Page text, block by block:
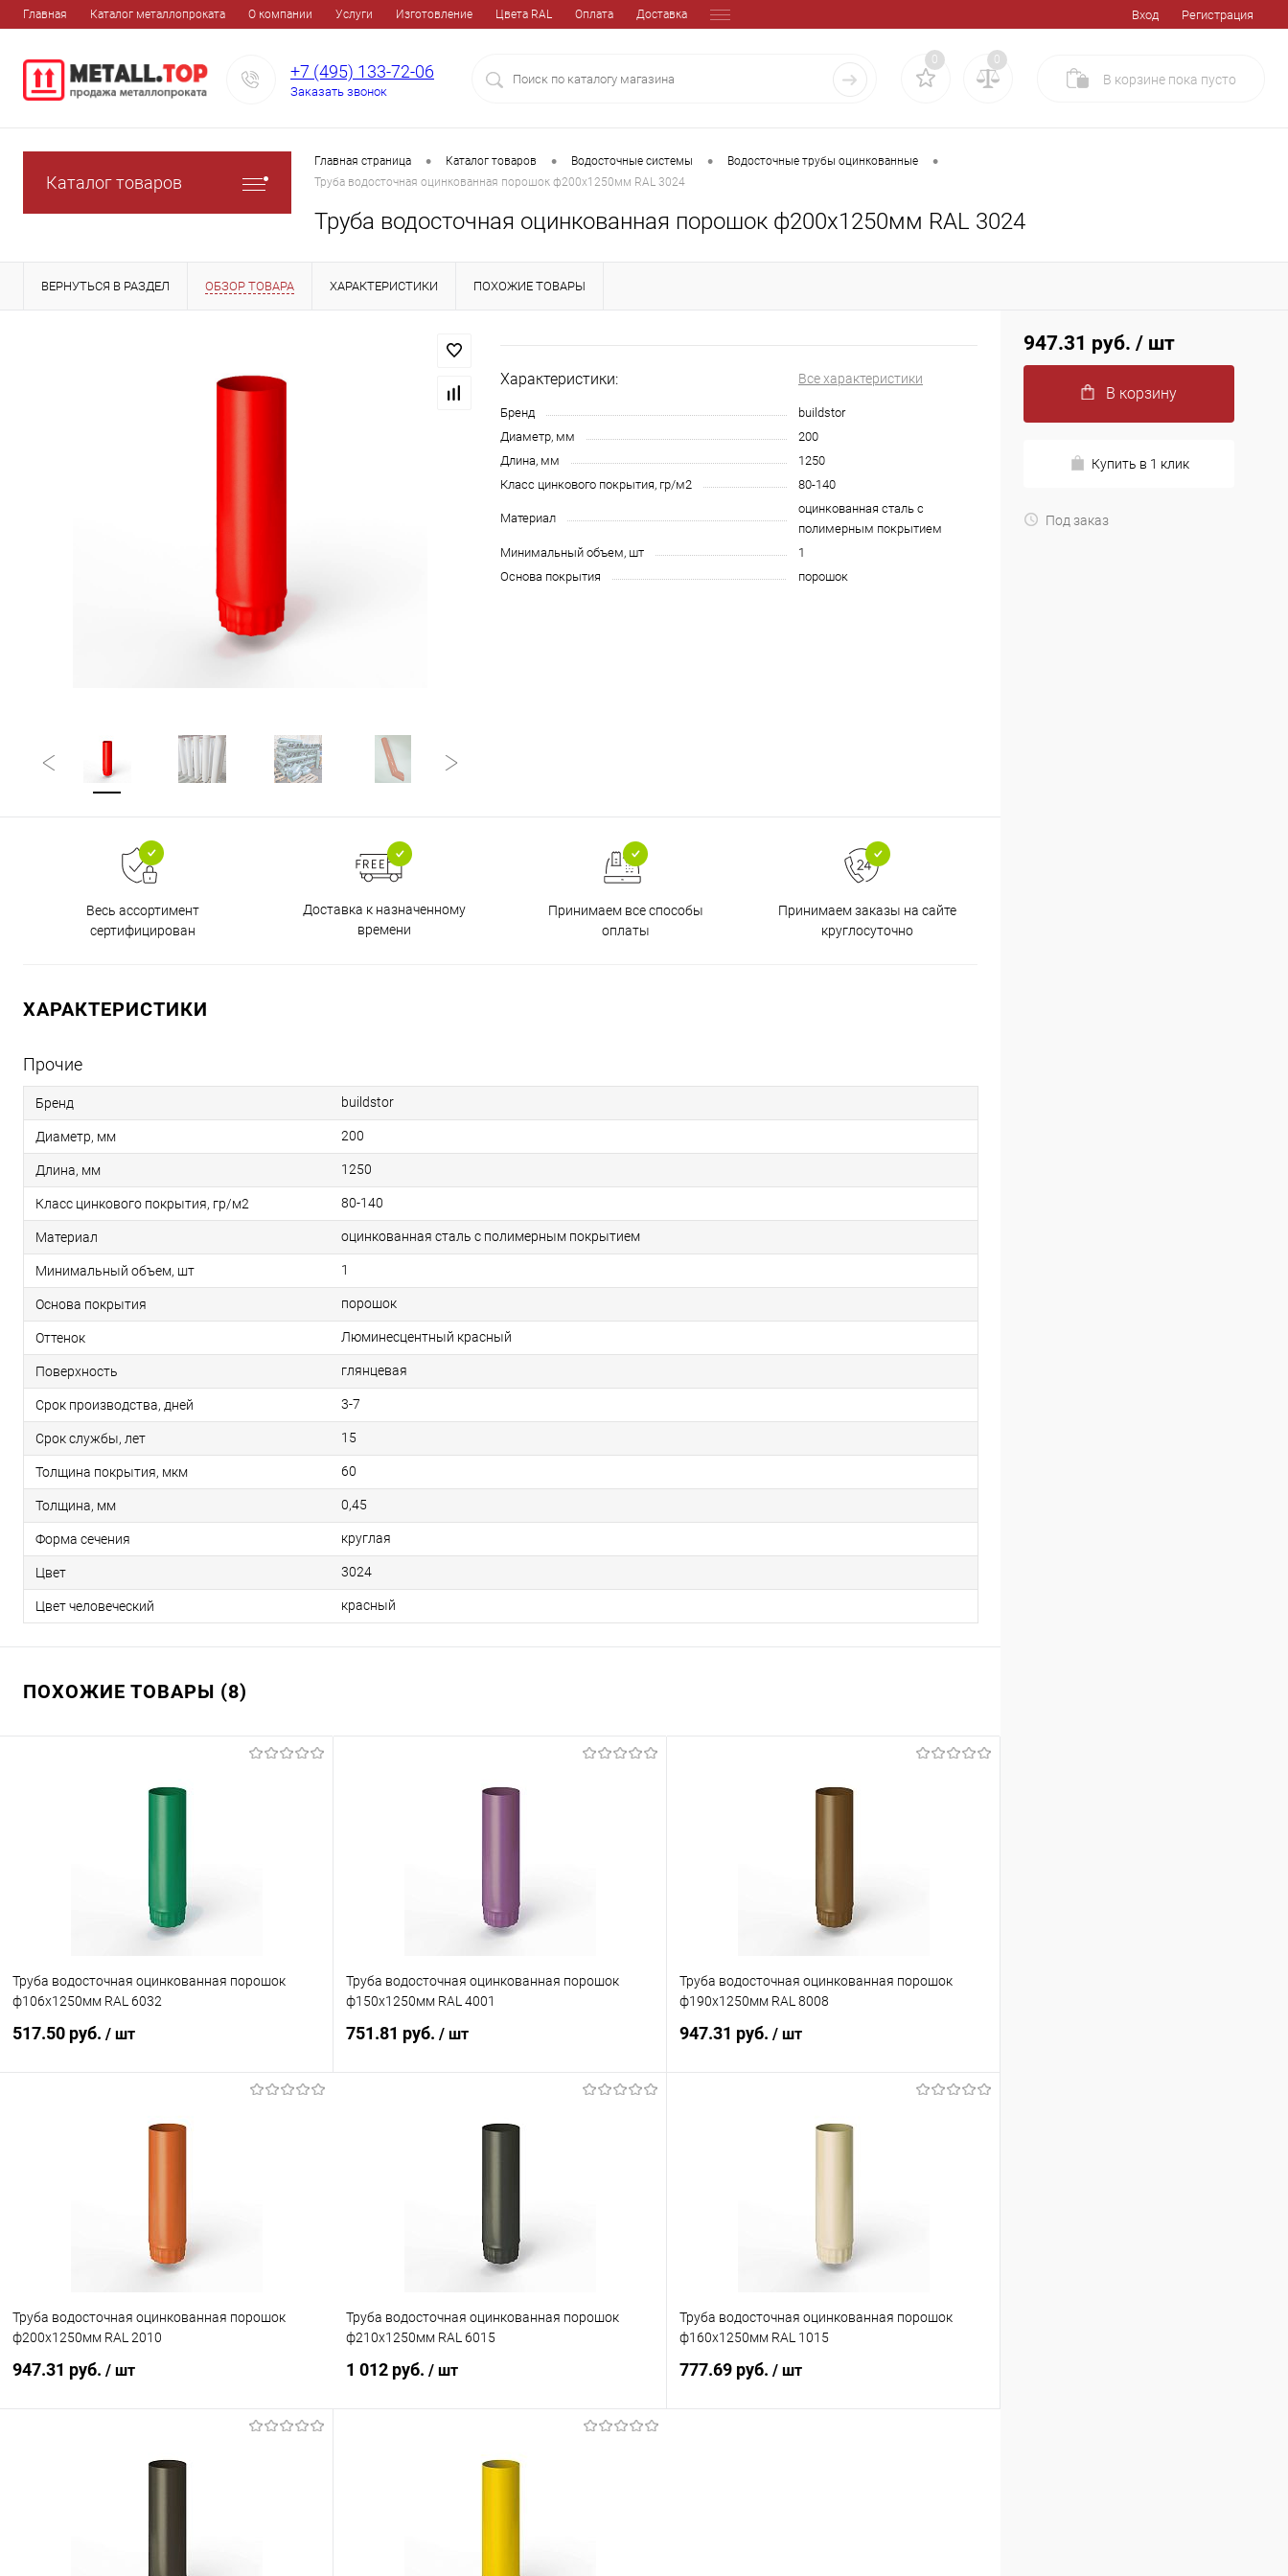
Главная Каталог металлопроката О компании Услуги Изготовление Цвета RAL Оплата Доставка Вход Регистрация
+7 (495) 133-72-06
Заказать звонок
0 0
В корзине пока пусто
Каталог товаров
Главная страница • Каталог товаров • Водосточные системы • Водосточные трубы оцинкованные •
Труба водосточная оцинкованная порошок ф200х1250мм RAL 3024
Труба водосточная оцинкованная порошок ф200х1250мм RAL 3024
ВЕРНУТЬСЯ В РАЗДЕЛ ОБЗОР ТОВАРА ХАРАКТЕРИСТИКИ ПОХОЖИЕ ТОВАРЫ
Характеристики: Все характеристики
Бренд
buildstor
Диаметр, мм
200
Длина, мм
1250
Класс цинкового покрытия, гр/м2
80-140
Материал
оцинкованная сталь с
полимерным покрытием
Минимальный объем, шт
1
Основа покрытия
порошок
Весь ассортимент
сертифицирован
Доставка к назначенному
времени
Принимаем все способы
оплаты
Принимаем заказы на сайте
круглосуточно
ХАРАКТЕРИСТИКИ
Прочие
Бренд buildstor
Диаметр, мм 200
Длина, мм 1250
Класс цинкового покрытия, гр/м2 80-140
Материал оцинкованная сталь с полимерным покрытием
Минимальный объем, шт 1
Основа покрытия порошок
Оттенок Люминесцентный красный
Поверхность глянцевая
Срок производства, дней 3-7
Срок службы, лет 15
Толщина покрытия, мкм 60
Толщина, мм 0,45
Форма сечения круглая
Цвет 3024
Цвет человеческий красный
ПОХОЖИЕ ТОВАРЫ (8)
Труба водосточная оцинкованная порошок
ф106х1250мм RAL 6032
517.50 руб. / шт
Труба водосточная оцинкованная порошок
ф150х1250мм RAL 4001
751.81 руб. / шт
Труба водосточная оцинкованная порошок
ф190х1250мм RAL 8008
947.31 руб. / шт
Труба водосточная оцинкованная порошок
ф200х1250мм RAL 2010
947.31 руб. / шт
Труба водосточная оцинкованная порошок
ф210х1250мм RAL 6015
1 012 руб. / шт
Труба водосточная оцинкованная порошок
ф160х1250мм RAL 1015
777.69 руб. / шт
947.31 руб. / шт
В корзину
Купить в 1 клик
Под заказ